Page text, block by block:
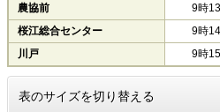
農協前
9時
桜江総合センター
9時
川戸
9時
表のサイズを切り替える